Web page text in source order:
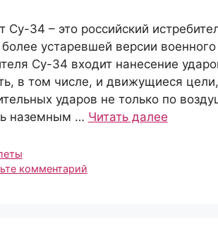
Су-34 – это российский
устаревшей версии
Су-34 входит нанесение
в том числе, и движущиеся
ударов не только по
наземным … Читать далее
комментарий